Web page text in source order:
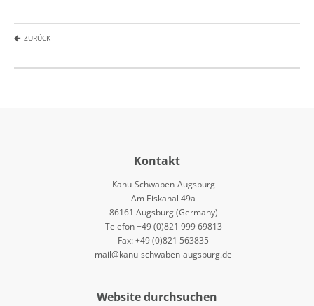
ZURÜCK
Kontakt
Kanu-Schwaben-Augsburg
Am Eiskanal 49a
86161 Augsburg (Germany)
Telefon +49 (0)821 999 69813
Fax: +49 (0)821 563835
mail@kanu-schwaben-augsburg.de
Website durchsuchen